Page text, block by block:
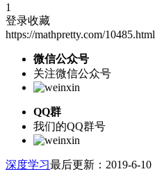
1
登录收藏
https://mathpretty.com/10485.html
微信公众号
关注微信公众号
QQ群
我们的QQ群号
深度学习最后更新：2019-6-10